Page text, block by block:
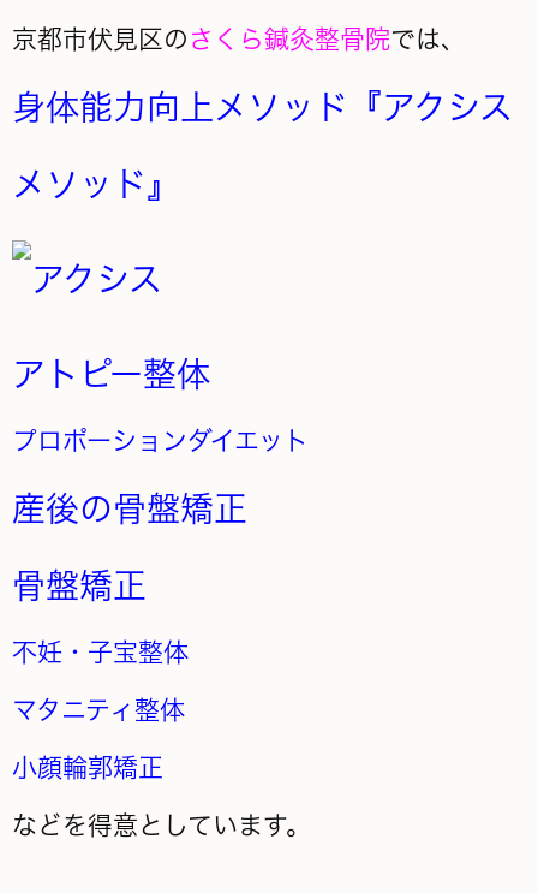
京都市伏見区の さくら鍼灸整骨院では、
身体能力向上メソッド『アクシス
メソッド』
アトピー整体
プロポーションダイエット
産後の骨盤矯正
骨盤矯正
不妊・子宝整体
マタニティ整体
小顔輪郭矯正
などを得意としています。